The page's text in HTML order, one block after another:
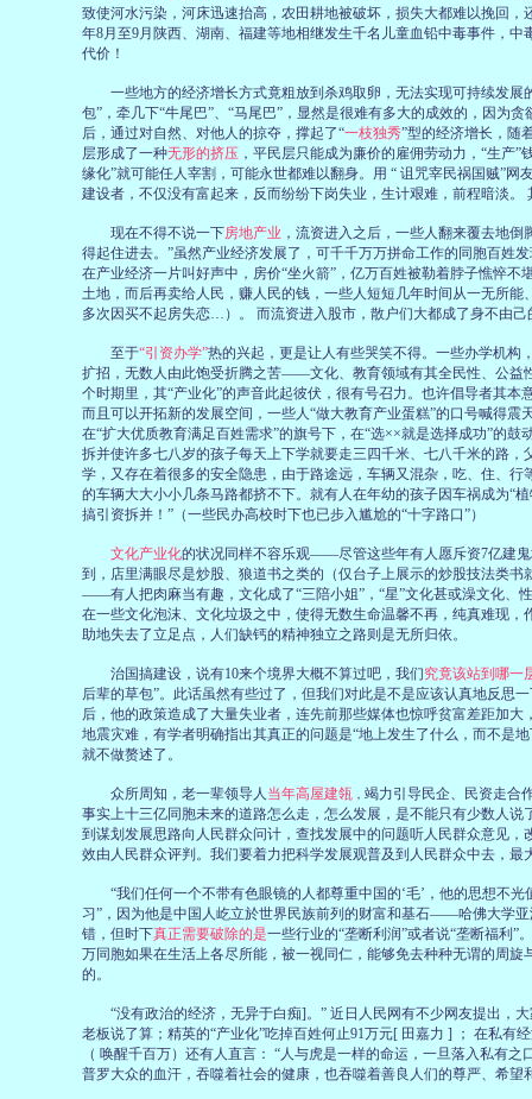
致使河水污染，河床迅速抬高，农田耕地被破坏，损失大都难以挽回
年8月至9月陕西、湖南、福建等地相继发生千名儿童血铅中毒事件，
代价！
一些地方的经济增长方式竟粗放到杀鸡取卵，无法实现可持续发展
包”，牵几下“牛尾巴”、“马尾巴”，显然是很难有多大的成效的，因为
后，通过对自然、对他人的掠夺，撑起了“一枝独秀”型的经济增长，随
层形成了一种无形的挤压 ，平民层只能成为廉价的雇佣劳动力，“生产
缘化”就可能任人宰割，可能永世都难以翻身。用 “ 诅咒宰民祸国贼”
建设者，不仅没有富起来，反而纷纷下岗失业，生计艰难，前程暗淡
现在不得不说一下房地产业 ，流资进入之后，一些人翻来覆去地
得起住进去。”虽然产业经济发展了，可千千万万拼命工作的同胞百姓
在产业经济一片叫好声中，房价“坐火箭”，亿万百姓被勒着脖子憔悴
土地，而后再卖给人民，赚人民的钱，一些人短短几年时间从一无所
多次因买不起房失恋…）。 而流资进入股市，散户们大都成了身不由己
至于“引资办学”热的兴起，更是让人有些哭笑不得。一些办学机构
扩招，无数人由此饱受折腾之苦——文化、教育领域有其全民性、公益
个时期里，其“产业化”的声音此起彼伏，很有号召力。也许倡导者其
而且可以开拓新的发展空间，一些人“做大教育产业蛋糕”的口号喊得
在“扩大优质教育满足百姓需求”的旗号下，在“选××就是选择成功”的
拆并使许多七八岁的孩子每天上下学就要走三四千米、七八千米的路
学，又存在着很多的安全隐患，由于路途远，车辆又混杂，吃、住、
的车辆大大小小几条马路都挤不下。就有人在年幼的孩子因车祸成为“
搞引资拆并！”（一些民办高校时下也已步入尴尬的“十字路口”）
文化产业化的状况同样不容乐观——尽管这些年有人愿斥资7亿建
到，店里满眼尽是炒股、狼道书之类的（仅台子上展示的炒股技法类
——有人把肉麻当有趣，文化成了“三陪小姐”，“星”文化甚或澡文化、
在一些文化泡沫、文化垃圾之中，使得无数生命温馨不再，纯真难现
助地失去了立足点，人们缺钙的精神独立之路则是无所归依。
治国搞建设，说有10来个境界大概不算过吧，我们究竟该站到哪一
后辈的草包”。此话虽然有些过了，但我们对此是不是应该认真地反思
后，他的政策造成了大量失业者，连先前那些媒体也惊呼贫富差距加
地震灾难，有学者明确指出其真正的问题是“地上发生了什么，而不是
就不做赘述了。
众所周知，老一辈领导人 当年高屋建瓴
竭力引导民企、民资走合
事实上十三亿同胞未来的道路怎么走，怎么发展，是不能只有少数人
到谋划发展思路向人民群众问计，查找发展中的问题听人民群众意见
效由人民群众评判。我们要着力把科学发展观普及到人民群众中去，最
“我们任何一个不带有色眼镜的人都尊重中国的‘毛’，他的思想不光
习”，因为他是中国人屹立於世界民族前列的财富和基石——哈佛大学
错，但时下真正需要破除的是一些行业的“垄断利润”或者说“垄断福利
万同胞如果在生活上各尽所能，被一视同仁，能够免去种种无谓的周
的。
“没有政治的经济，无异于白痴]。” 近日人民网有不少网友提出，
老板说了算；精英的“产业化”吃掉百姓何止91万元[ 田嘉力 ] ； 在私有
（ 唤醒千百万）还有人直言： “人与虎是一样的命运，一旦落入私有
普罗大众的血汗，吞噬着社会的健康，也吞噬着善良人们的尊严、希